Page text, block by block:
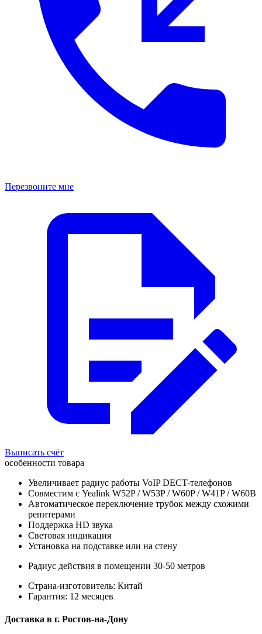
Перезвоните мне
Выписать счёт
особенности товара
Увеличивает радиус работы VoIP DECT-телефонов
Совместим с Yealink W52P / W53P / W60P / W41P / W60B
Автоматическое переключение трубок между схожими
репитерами
Поддержка HD звука
Световая индикация
Установка на подставке или на стену
Радиус действия в помещении 30-50 метров
Страна-изготовитель: Китай
Гарантия: 12 месяцев
Доставка в г. Ростов-на-Дону